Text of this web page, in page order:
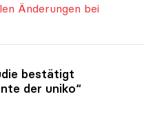
Änderungen bei
bestätigt
der uniko“